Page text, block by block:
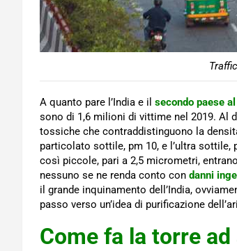
A quanto pare l’India e il secondo paese
sono di 1,6 milioni di vittime nel 2019. Al
tossiche che contraddistinguono la
particolato sottile, pm 10, e l’ultra
così piccole, pari a 2,5 micrometri,
nessuno se ne renda conto con danni
il grande inquinamento dell’India,
passo verso un’idea di purificazione
Come fa la torre